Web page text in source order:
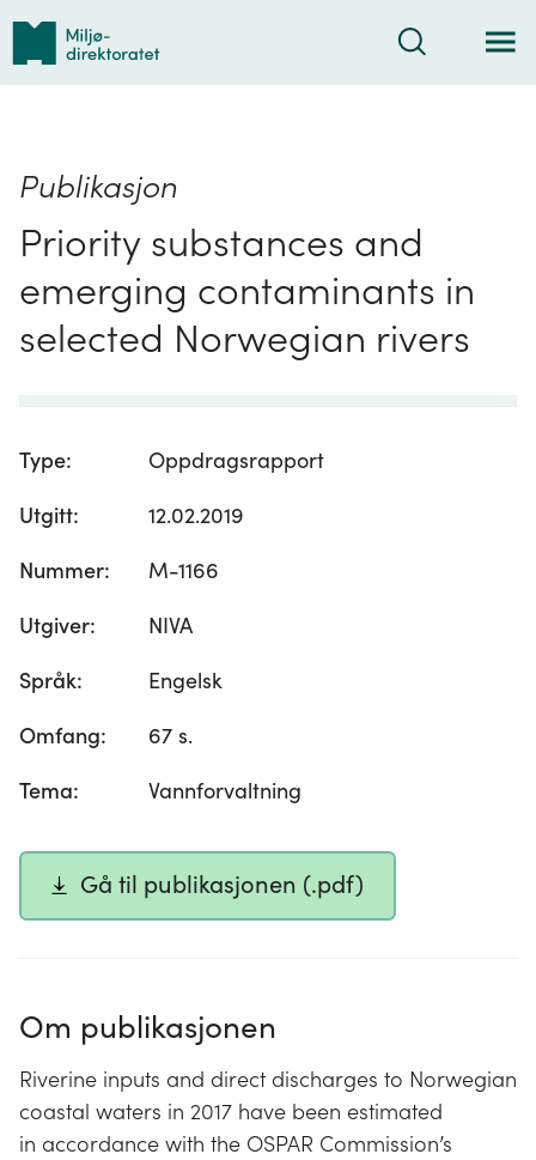
Tilbake
forsiden
Søk
Publikasjon
Priority substances and
emerging contaminants in
selected Norwegian rivers
Type:
Oppdragsrapport
Utgitt:
12.02.2019
Nummer:
M-1166
Utgiver:
NIVA
Språk:
Engelsk
Omfang:
67 s.
Tema: Vannforvaltning
Gå til publikasjonen (.pdf)
Om publikasjonen
Riverine inputs and direct discharges to Norwegian
coastal waters in 2017 have been estimated
in accordance with the OSPAR Commission’s